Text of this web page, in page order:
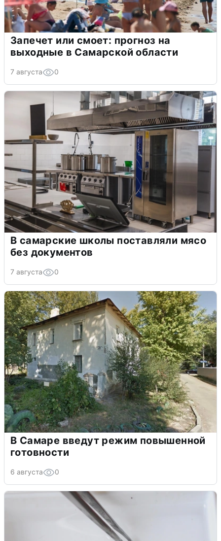
Запечет или смоет: прогноз на
выходные в Самарской области
7 августа 0
В самарские школы поставляли мясо
без документов
7 августа 0
В Самаре введут режим повышенной
готовности
6 августа 0